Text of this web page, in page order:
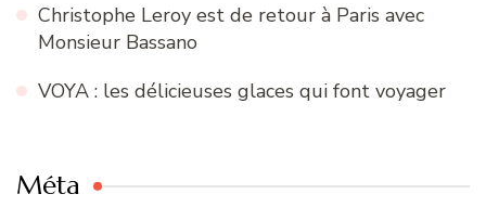
Christophe Leroy est de retour à Paris avec
Monsieur Bassano
VOYA : les délicieuses glaces qui font voyager
Méta